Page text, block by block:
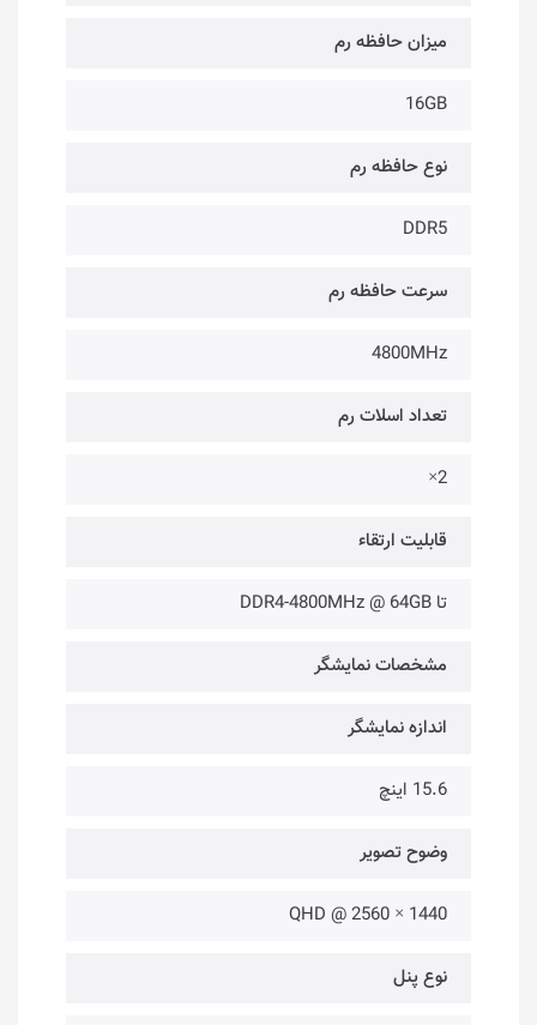
میزان حافظه رم
16GB
نوع حافظه رم
DDR5
سرعت حافظه رم
4800MHz
تعداد اسلات رم
2×
قابلیت ارتقاء
تا DDR4-4800MHz @ 64GB
مشخصات نمایشگر
اندازه نمایشگر
15.6 اینچ
وضوح تصویر
1440 × 2560 @ QHD
نوع پنل